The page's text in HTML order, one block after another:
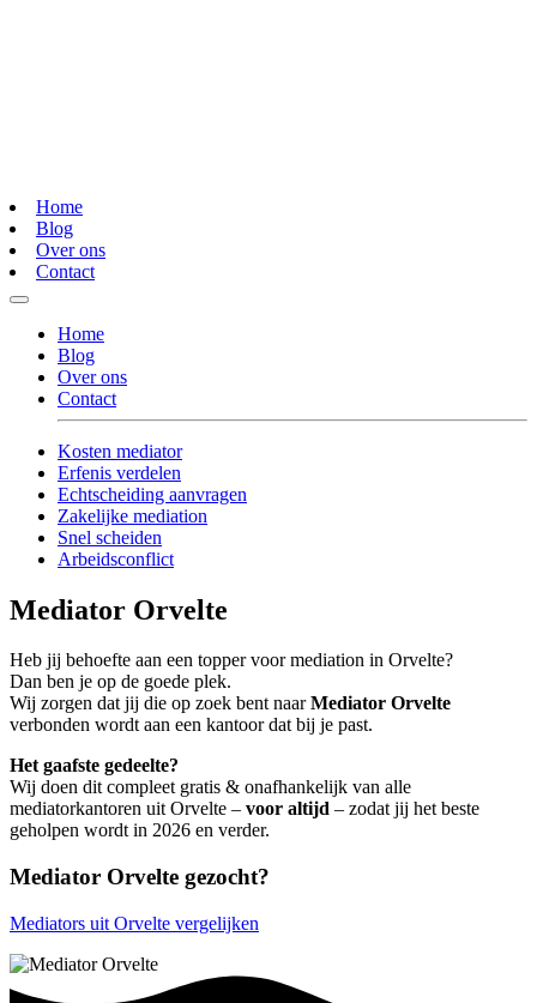
Home
Blog
Over ons
Contact
Home
Blog
Over ons
Contact
Kosten mediator
Erfenis verdelen
Echtscheiding aanvragen
Zakelijke mediation
Snel scheiden
Arbeidsconflict
Mediator Orvelte
Heb jij behoefte aan een topper voor mediation in Orvelte?
Dan ben je op de goede plek.
Wij zorgen dat jij die op zoek bent naarMediator Orvelte
verbonden wordt aan een kantoor dat bij je past.
Het gaafste gedeelte?
Wij doen dit compleet gratis & onafhankelijk van alle
mediatorkantoren uit Orvelte – voor altijd – zodat jij het beste
geholpen wordt in 2026 en verder.
Mediator Orvelte gezocht?
Mediators uit Orvelte vergelijken